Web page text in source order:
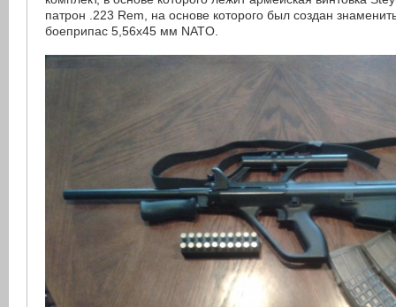
патрон .223 Rem, на основе которого был создан
боеприпас 5,56х45 мм NATO.